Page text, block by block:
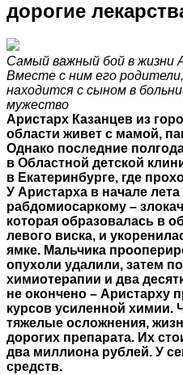
дорогие
Самый важный бой в жизни
Вместе с ним его
находится с сыном в
мужество
Аристарх Казанцев из
области живет с мамой,
Однако последние
в Областной детской
в Екатеринбурге, где
У Аристарха в начале
рабдомиосаркому –
которая образовалась в
левого виска, и
ямке. Мальчика
опухоли удалили, затем
химиотерапии и два
не окончено – Аристарху
курсов усиленной химии.
тяжелые осложнения,
дорогих препарата. Их
два миллиона рублей. У
средств.